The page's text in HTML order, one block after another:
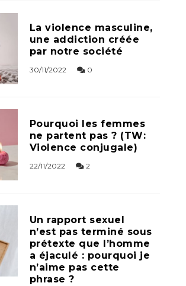
La violence masculine,
une addiction créée
par notre société
30/11/2022 0
Pourquoi les femmes
ne partent pas ? (TW:
Violence conjugale)
22/11/2022 2
Un rapport sexuel
n’est pas terminé sous
prétexte que l’homme
a éjaculé : pourquoi je
n’aime pas cette
phrase ?